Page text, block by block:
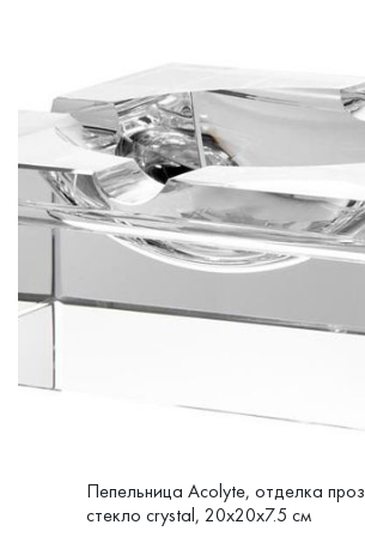
Пепельница Acolyte, отделка
стекло crystal, 20x20x7.5 см